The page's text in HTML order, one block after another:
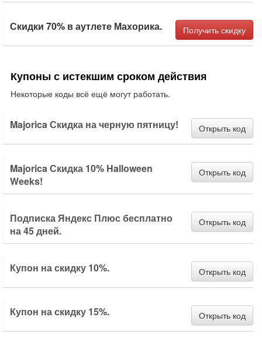
Скидки 70% в аутлете Махорика. Получить скидку
Купоны с истекшим сроком действия
Некоторые коды всё ещё могут работать.
Majorica Скидка на черную пятницу! Открыть код
Majorica Скидка 10% Halloween
Weeks!
Открыть код
Подписка Яндекс Плюс бесплатно
на 45 дней.
Открыть код
Купон на скидку 10%. Открыть код
Купон на скидку 15%. Открыть код